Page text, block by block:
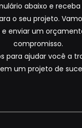
abaixo e
o seu projeto.
e enviar um
compromisso.
para ajudar você a
um projeto de